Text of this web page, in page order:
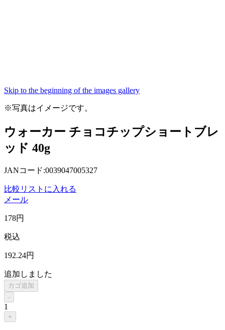
Skip to the beginning of the images gallery
※写真はイメージです。
ウォーカー チョコチップショートブレ
ッド 40g
JANコード:0039047005327
比較リストに入れる
メール
178円
税込
192.24円
追加しました
カゴ追加
-
1
+